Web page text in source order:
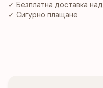
✓ Безплатна доставка над
✓ Сигурно плащане